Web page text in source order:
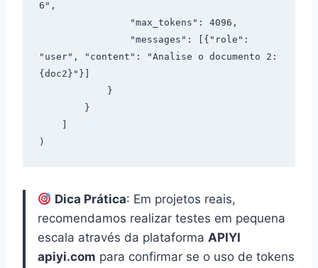
6",
"user", "content": "Analise o documento 2:
{doc2}"}]
Dica Prática: Em projetos reais,
recomendamos realizar testes em pequena
escala através da plataforma APIYI
apiyi.com para confirmar se o uso de tokens